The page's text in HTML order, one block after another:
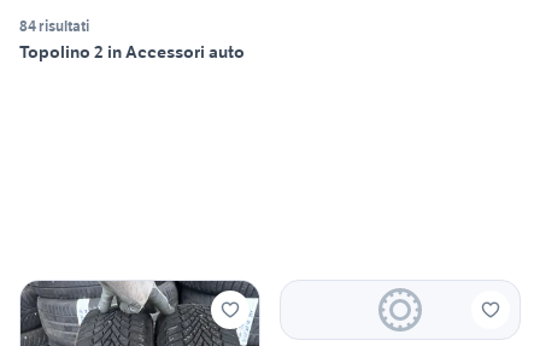
84 risultati
Topolino 2 in Accessori auto